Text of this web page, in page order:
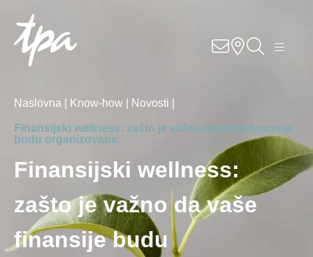
O nama
Kontakt
Know-how
Usluge
Industrije
Naslovna | Know-how | Novosti |
Finansijski wellness: zašto je važno da vaše finansije
budu organizovane
Finansijski wellness:
zašto je važno da vaše
finansije budu